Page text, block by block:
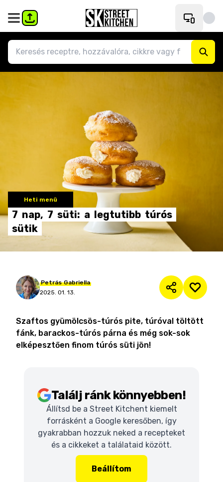
Heti menü
7 nap, 7 süti: a legtutibb túrós
sütik
Petrás Gabriella
2025. 01. 13.
Szaftos gyümölcsös-túrós pite, túróval töltött
fánk, barackos-túrós párna és még sok-sok
elképesztően finom túrós süti jön!
Találj ránk könnyebben!
Állítsd be a Street Kitchent kiemelt
forrásként a Google keresőben, így
gyakrabban hozzuk neked a recepteket
és a cikkeket a találataid között.
Beállítom